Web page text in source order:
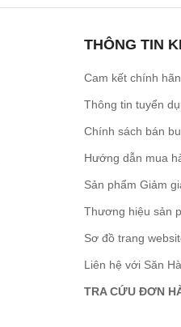
THÔNG TIN
Cam kết chính
Thông tin tuyển
Chính sách bán
Hướng dẫn mua
Sản phẩm Giảm
Thương hiệu sản
Sơ đồ trang
Liên hệ với Săn
TRA CỨU ĐƠN